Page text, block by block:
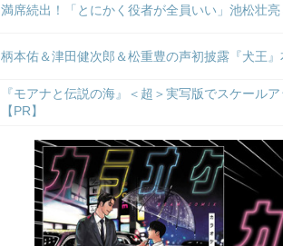
満席続出！「とにかく役者が全員いい」池松壮
柄本佑＆津田健次郎＆松重豊の声初披露『犬王
『モアナと伝説の海』＜超＞実写版でスケール
【PR】